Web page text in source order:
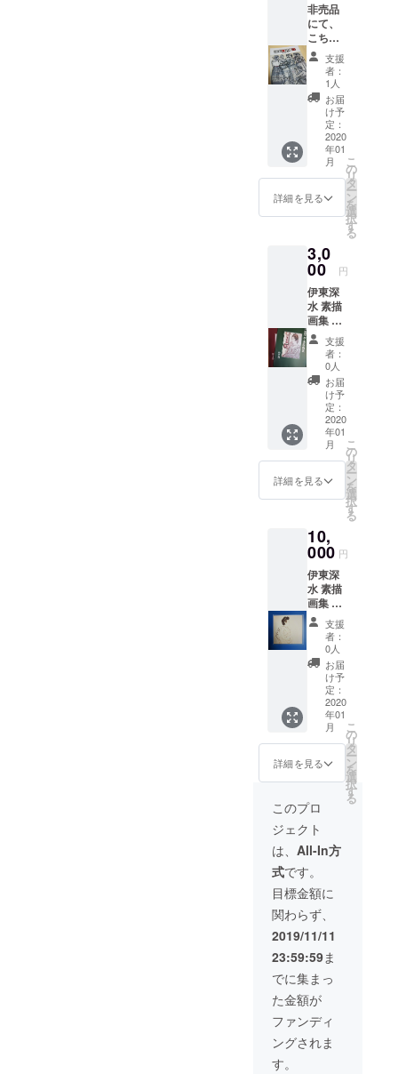
非売品
にて、
こちら
は残部
の限り
の品で
す。か
つての
展覧会
パンフ
レット
です。A
５サイ
ズ、カ
ラーで
す。表
「宋
磁」と
いう作
品であ
り、今
回の展
覧会に
ては同
スケッ
チもお
譲り(販
売)予定
となっ
ていま
す。
支援
者：
1人
お届
け予
定：
2020
年01
月
詳細を見る
こ
の
リ
タ
ー
ン
を
選
択
す
る
3,0
00 円
伊東深
水 素描
画集 第
１巻～
第４巻
(各非売
品)のう
ち、御
希望の
一冊(巻)
をお選
びいた
だき、
お送り
いたし
ます。
ズ、カ
ラー、
約80頁
／１巻
(冊) 同
画集編
者は、
今回の
展覧会
の主人
公のひ
とりで
もある
盲目の
ギャラ
リスト
による
所有作
品の集
大成と
して、
かつて
視力を
失う前
にまと
められ
ていた
もの(画
集)を提
供させ
ていた
だきま
す。 美
人画に
て知ら
支援
者：
0人
お届
け予
定：
2020
年01
月
詳細を見る
こ
の
リ
タ
ー
ン
を
選
択
す
る
10,
000 円
伊東深
水 素描
画集 第
１巻～
第４巻
(各非売
品)全巻
をお送
りいた
しま
す。 A4
サイ
ズ、カ
ラー、
約80頁
／１巻
(冊) 同
画集編
者は、
今回の
展覧会
の主人
公のひ
とりで
もある
盲目の
ギャラ
リスト
による
もので
あり、
所有作
品の集
大成と
支援
者：
0人
お届
け予
定：
2020
年01
月
詳細を見る
こ
の
リ
タ
ー
ン
を
選
択
す
る
このプロ
ジェクト
は、 All-In方
式です。
目標金額に
関わらず、
2019/11/11
23:59:59ま
でに集まっ
た金額が
ファンディ
ングされま
す。